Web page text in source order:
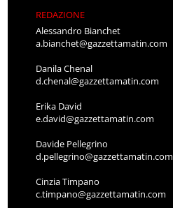
REDAZIONE
Alessandro Bianchet
a.bianchet@gazzettamatin.com
Danila Chenal
d.chenal@gazzettamatin.com
Erika David
e.david@gazzettamatin.com
Davide Pellegrino
d.pellegrino@gazzettamatin.com
Cinzia Timpano
c.timpano@gazzettamatin.com